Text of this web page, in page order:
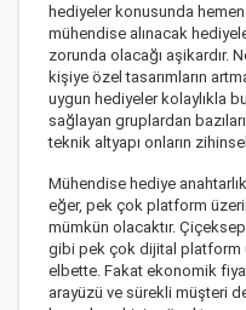
hediyelerkonusunda hemen
mühendise alınacak
zorunda olacağı aşikardır.
kişiye özel tasarımların
uygun hediyeler kolaylıkla
sağlayan gruplardan
teknik altyapı onların
Mühendise hediye
eğer, pek çok platform
mümkün olacaktır.
gibi pek çok dijital platform
elbette. Fakat ekonomik
arayüzü ve sürekli müşteri